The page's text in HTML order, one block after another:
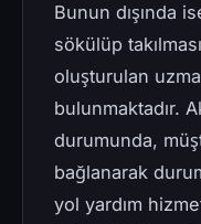
Bunun dışında
sökülüp
oluşturulan
bulunmaktadır.
durumunda,
bağlanarak
yol yardım